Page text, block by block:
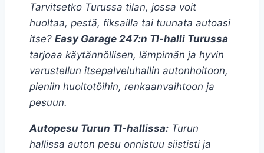
Tarvitsetko Turussa tilan, jossa voit
huoltaa, pestä, fiksailla tai tuunata autoasi
itse? Easy Garage 247:n TI-halli Turussa
tarjoaa käytännöllisen, lämpimän ja hyvin
varustellun itsepalveluhallin autonhoitoon,
pieniin huoltotöihin, renkaanvaihtoon ja
pesuun.
Autopesu Turun TI-hallissa: Turun
hallissa auton pesu onnistuu siististi ja